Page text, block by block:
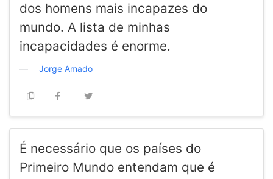
dos homens mais incapazes do
mundo. A lista de minhas
incapacidades é enorme.
Jorge Amado
É necessário que os países do
Primeiro Mundo entendam que é